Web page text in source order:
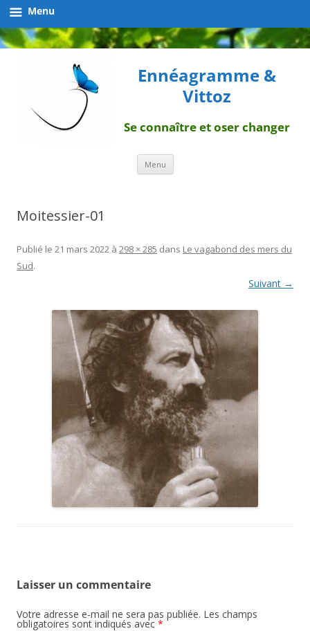
Ennéagramme &
Vittoz
Se connaître et oser changer
Menu Aller
contenu
Moitessier-01
Publié le 21 mars 2022 à 298 × 285 dans Le vagabond des mers du
Sud.
Suivant →
Laisser un commentaire
Votre adresse e-mail ne sera pas publiée. Les champs
obligatoires sont indiqués avec *
Menu